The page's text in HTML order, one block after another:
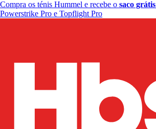
Compra os ténis Hummel e recebe o saco grátis
Powerstrike Pro e Topflight Pro